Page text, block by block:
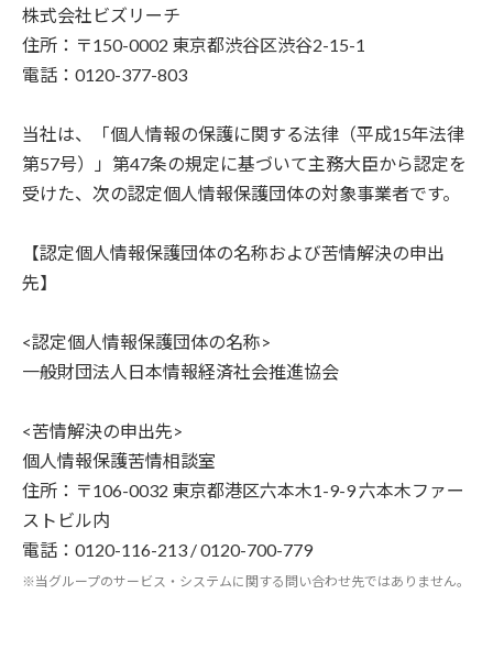
株式会社ビズリーチ
住所：〒150-0002 東京都渋谷区渋谷2-15-1
電話：0120-377-803
当社は、「個人情報の保護に関する法律（平成15年法律
第57号）」第47条の規定に基づいて主務大臣から認定を
受けた、次の認定個人情報保護団体の対象事業者です。
【認定個人情報保護団体の名称および苦情解決の申出
先】
<認定個人情報保護団体の名称>
一般財団法人日本情報経済社会推進協会
<苦情解決の申出先>
個人情報保護苦情相談室
住所：〒106-0032 東京都港区六本木1-9-9 六本木ファー
ストビル内
電話：0120-116-213 / 0120-700-779
※当グループのサービス・システムに関する問い合わせ先ではありません。